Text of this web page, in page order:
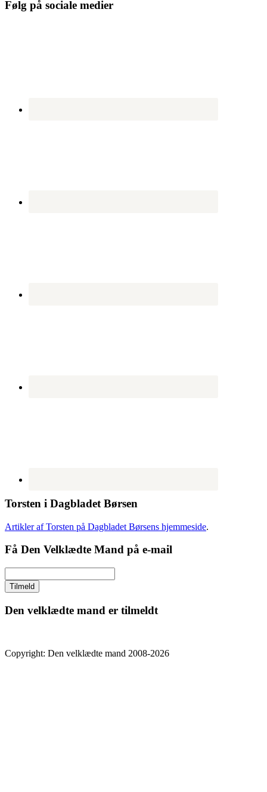
Følg på sociale medier
Torsten i Dagbladet Børsen
Artikler af Torsten på Dagbladet Børsens hjemmeside.
Få Den Velklædte Mand på e-mail
Den velklædte mand er tilmeldt
Copyright: Den velklædte mand 2008-2026